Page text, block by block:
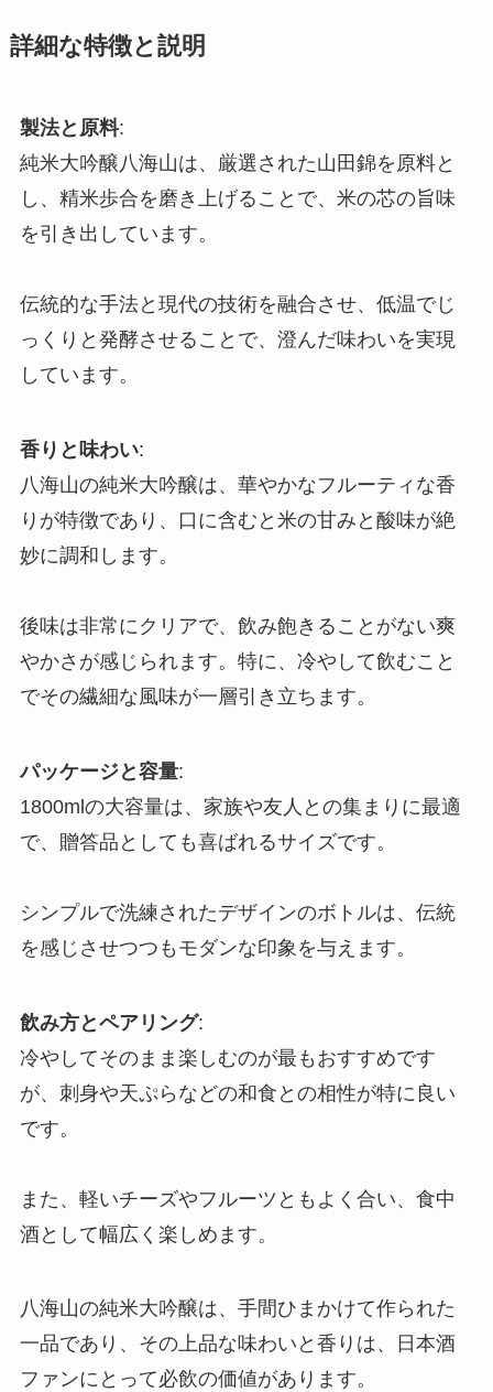
詳細な特徴と説明
製法と原料:
純米大吟醸八海山は、厳選された山田錦を原料と
し、精米歩合を磨き上げることで、米の芯の旨味
を引き出しています。
伝統的な手法と現代の技術を融合させ、低温でじ
っくりと発酵させることで、澄んだ味わいを実現
しています。
香りと味わい:
八海山の純米大吟醸は、華やかなフルーティな香
りが特徴であり、口に含むと米の甘みと酸味が絶
妙に調和します。
後味は非常にクリアで、飲み飽きることがない爽
やかさが感じられます。特に、冷やして飲むこと
でその繊細な風味が一層引き立ちます。
パッケージと容量:
1800mlの大容量は、家族や友人との集まりに最適
で、贈答品としても喜ばれるサイズです。
シンプルで洗練されたデザインのボトルは、伝統
を感じさせつつもモダンな印象を与えます。
飲み方とペアリング:
冷やしてそのまま楽しむのが最もおすすめです
が、刺身や天ぷらなどの和食との相性が特に良い
です。
また、軽いチーズやフルーツともよく合い、食中
酒として幅広く楽しめます。
八海山の純米大吟醸は、手間ひまかけて作られた
一品であり、その上品な味わいと香りは、日本酒
ファンにとって必飲の価値があります。